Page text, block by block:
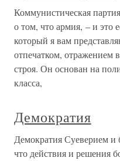
Коммунистическая
о том, что армия, – и это
который я вам
отпечатком, отражением
строя. Он основан на
класса,
Демократия
Демократия Суеверием и
что действия и решения